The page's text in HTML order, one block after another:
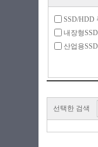
SSD/HDD
내장형SSD
산업용SSD
선택한 검색